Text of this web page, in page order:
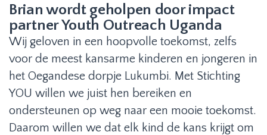
Brian wordt geholpen door impact
partner Youth Outreach Uganda
Wij geloven in een hoopvolle toekomst, zelfs
voor de meest kansarme kinderen en jongeren in
het Oegandese dorpje Lukumbi. Met Stichting
YOU willen we juist hen bereiken en
ondersteunen op weg naar een mooie toekomst.
Daarom willen we dat elk kind de kans krijgt om